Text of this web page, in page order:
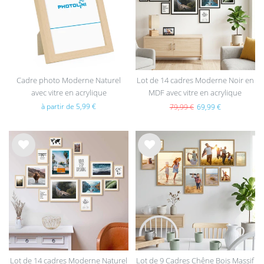
Cadre photo Moderne Naturel
avec vitre en acrylique
à partir de 5,99 €
s
Lot de 14 cadres Moderne Noir en
MDF avec vitre en acrylique
79,99 € 69,99 €
e de
sou
hait
Lot de 14 cadres Moderne Naturel
List
e de
hait
Lot de 9 Cadres Chêne Bois Massif